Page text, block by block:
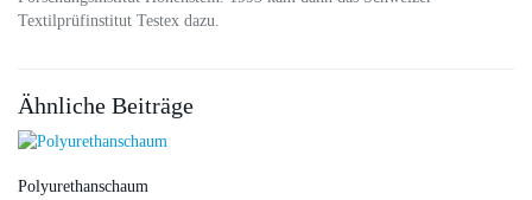
Textilprüfinstitut Testex dazu.
Ähnliche Beiträge
Polyurethanschaum